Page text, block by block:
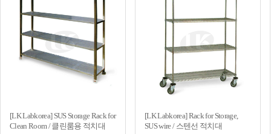
[LK Labkorea] SUS Storage Rack for
Clean Room / 클린룸용 적치대
[LK Labkorea] Rack for Storage,
SUS wire / 스텐선 적치대